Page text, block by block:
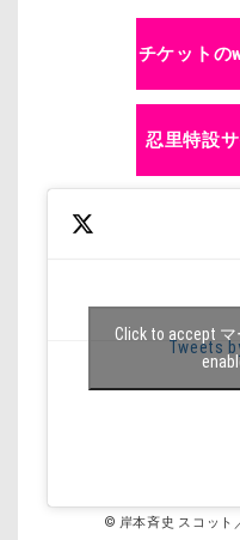
チケットの
忍里特設
Tweets
Click to accept
© 岸本斉史 スコット